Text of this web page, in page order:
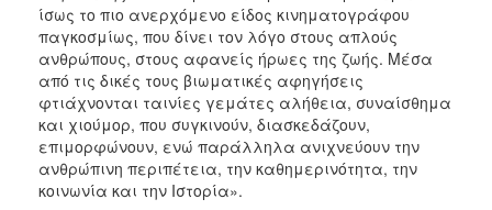
ΔΗΜΟΣ
ΠΟΛΙΤΙΣΜΟΣ
ΑΝΘΕΚΤΙΚΗ
ΠΟΛΗ
ίσως το πιο ανερχόμενο είδος κινηματογράφου
παγκοσμίως, που δίνει τον λόγο στους απλούς
ανθρώπους, στους αφανείς ήρωες της ζωής. Μέσα
από τις δικές τους βιωματικές αφηγήσεις
φτιάχνονται ταινίες γεμάτες αλήθεια, συναίσθημα
και χιούμορ, που συγκινούν, διασκεδάζουν,
επιμορφώνουν, ενώ παράλληλα ανιχνεύουν την
ανθρώπινη περιπέτεια, την καθημερινότητα, την
κοινωνία και την Ιστορία».